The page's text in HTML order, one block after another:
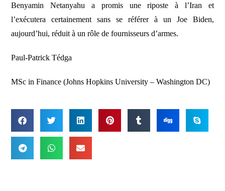
Benyamin Netanyahu a promis une riposte à l’Iran et
l’exécutera certainement sans se référer à un Joe Biden,
aujourd’hui, réduit à un rôle de fournisseurs d’armes.
Paul-Patrick Tédga
MSc in Finance (Johns Hopkins University – Washington DC)